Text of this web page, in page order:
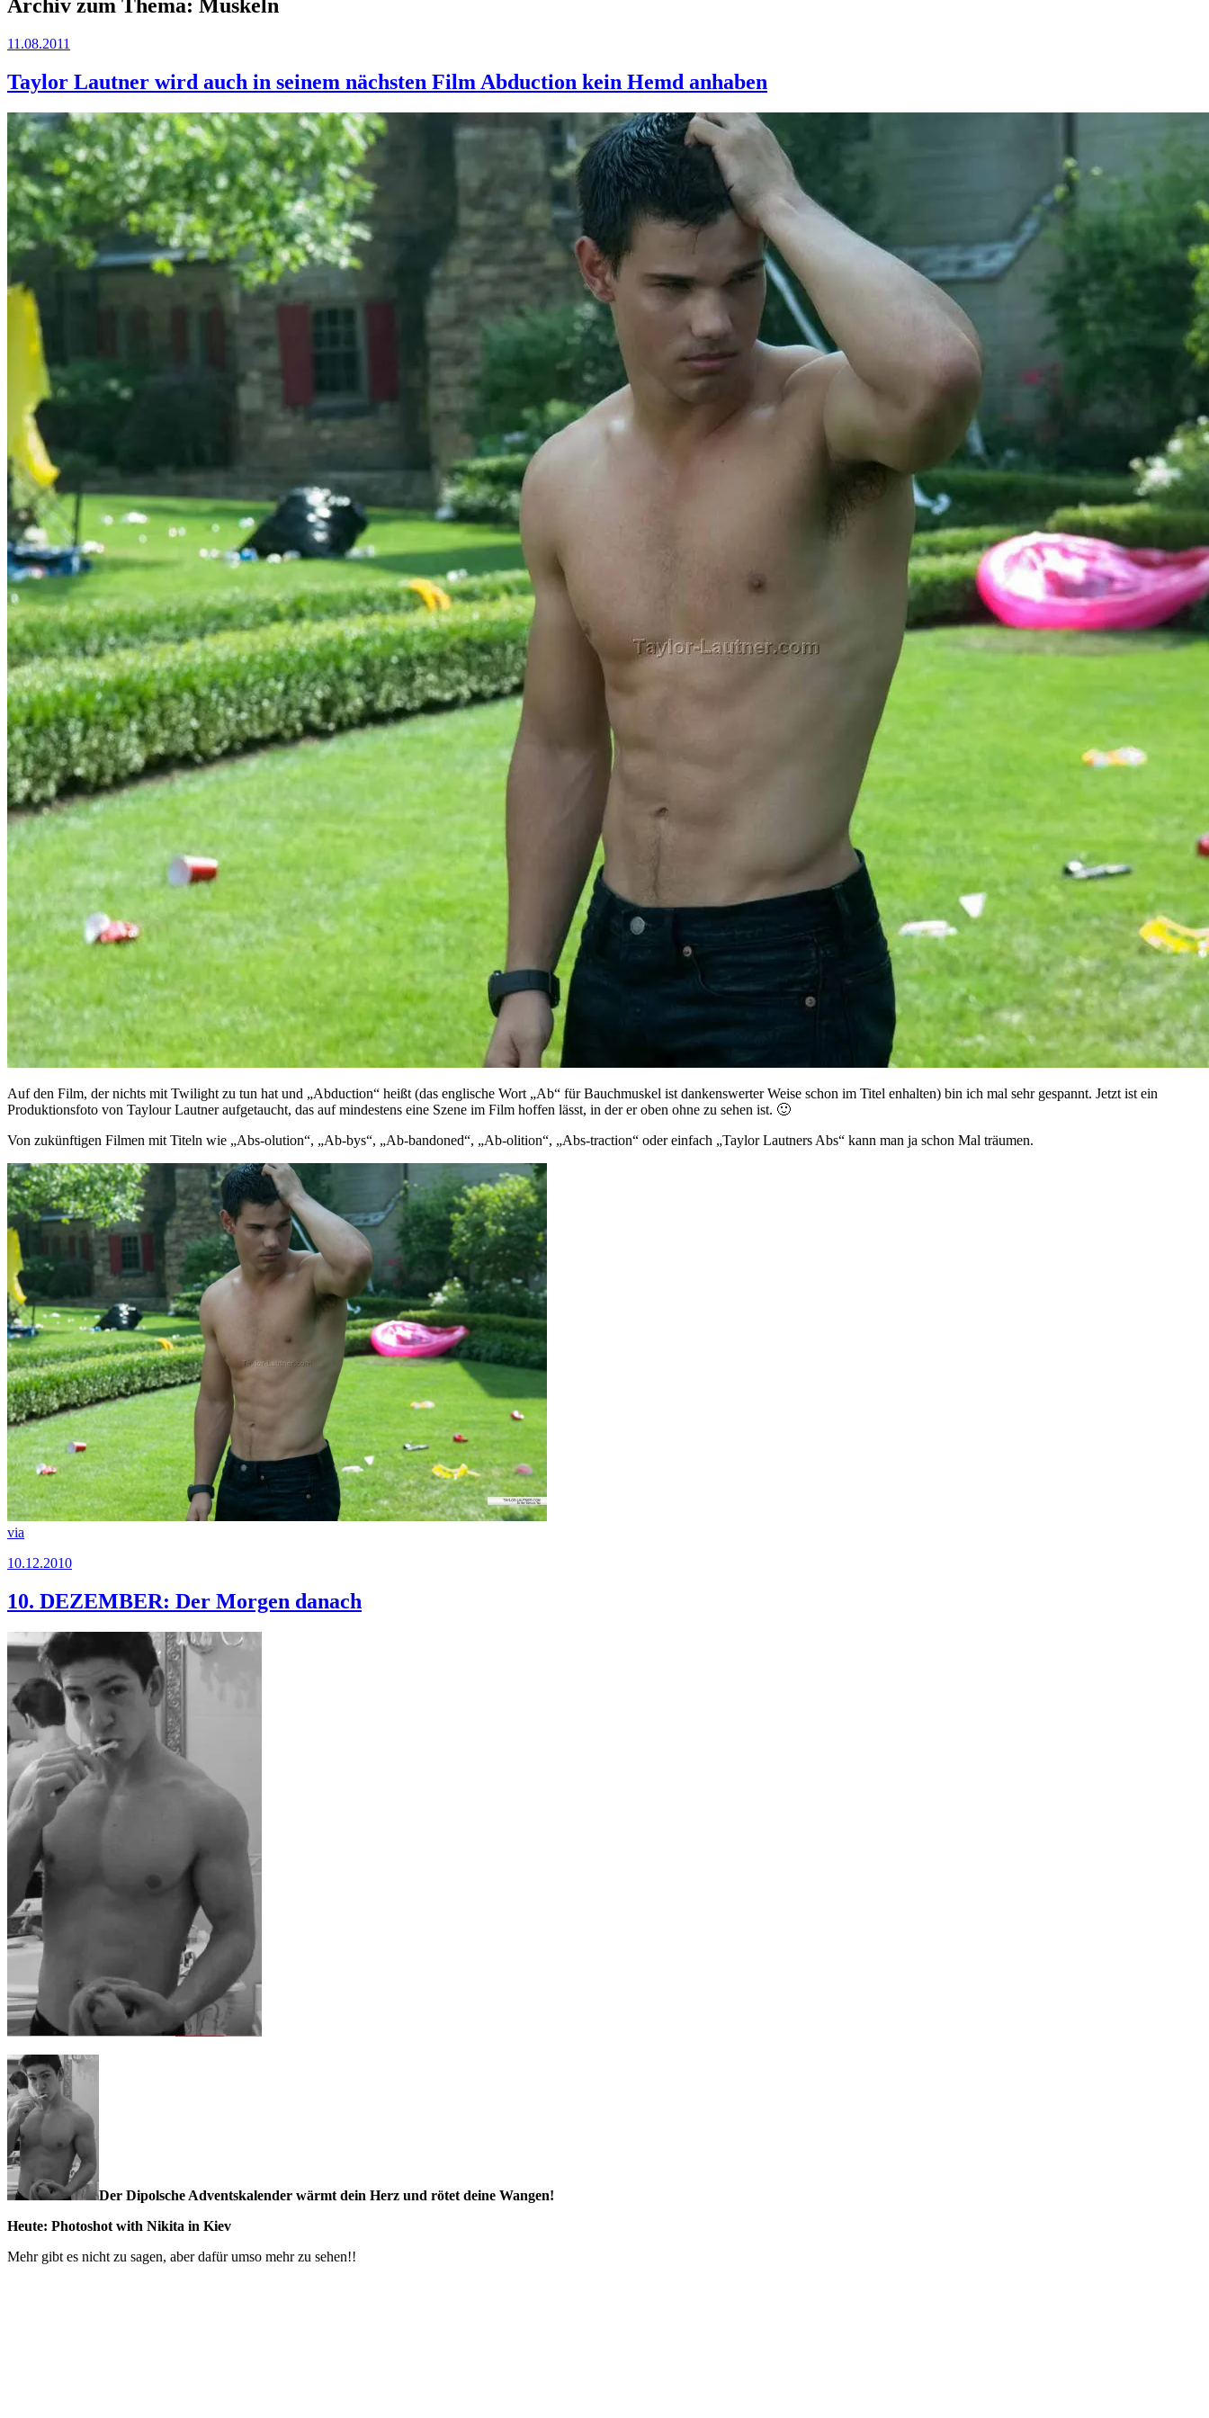
Archiv zum Thema: Muskeln
11.08.2011
Taylor Lautner wird auch in seinem nächsten Film Abduction kein Hemd anhaben
Auf den Film, der nichts mit Twilight zu tun hat und „Abduction“ heißt (das englische Wort „Ab“ für Bauchmuskel ist dankenswerter Weise schon im Titel enhalten) bin ich mal sehr gespannt. Jetzt ist ein
Produktionsfoto von Taylour Lautner aufgetaucht, das auf mindestens eine Szene im Film hoffen lässt, in der er oben ohne zu sehen ist. 🙂
Von zukünftigen Filmen mit Titeln wie „Abs-olution“, „Ab-bys“, „Ab-bandoned“, „Ab-olition“, „Abs-traction“ oder einfach „Taylor Lautners Abs“ kann man ja schon Mal träumen.
via
10.12.2010
10. DEZEMBER: Der Morgen danach
Der Dipolsche Adventskalender wärmt dein Herz und rötet deine Wangen!
Heute: Photoshot with Nikita in Kiev
Mehr gibt es nicht zu sagen, aber dafür umso mehr zu sehen!!